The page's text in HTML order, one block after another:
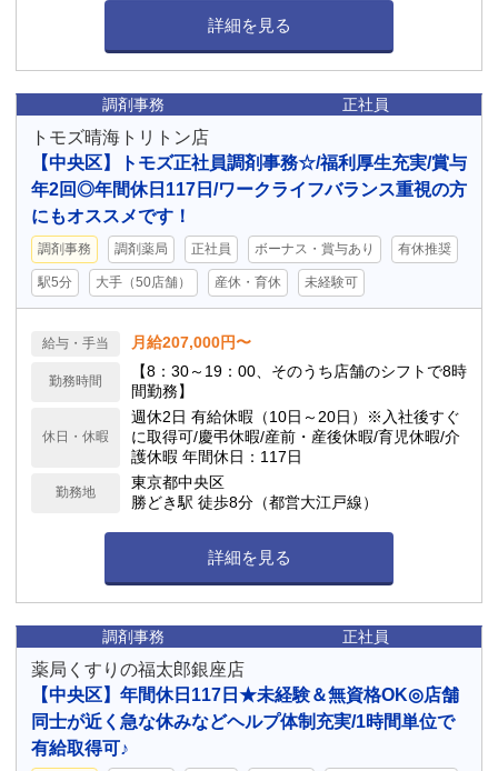
詳細を見る
調剤事務 正社員
トモズ晴海トリトン店
【中央区】トモズ正社員調剤事務☆/福利厚生充実/賞与
年2回◎年間休日117日/ワークライフバランス重視の方
にもオススメです！
調剤事務 調剤薬局 正社員 ボーナス・賞与あり 有休推奨
駅5分 大手（50店舗） 産休・育休 未経験可
給与・手当 月給207,000円〜
勤務時間
【8：30～19：00、そのうち店舗のシフトで8時
間勤務】
休日・休暇
週休2日 有給休暇（10日～20日）※入社後すぐ
に取得可/慶弔休暇/産前・産後休暇/育児休暇/介
護休暇 年間休日：117日
勤務地
東京都中央区
勝どき駅 徒歩8分（都営大江戸線）
詳細を見る
調剤事務 正社員
薬局くすりの福太郎銀座店
【中央区】年間休日117日★未経験＆無資格OK◎店舗
同士が近く急な休みなどヘルプ体制充実/1時間単位で
有給取得可♪